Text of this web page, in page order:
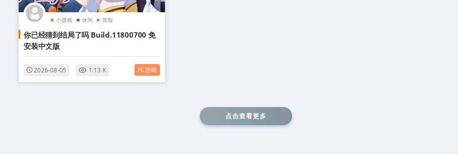
小游戏 休闲 冒险
你已经猜到结局了吗 Build.11800700 免
安装中文版
2026-08-05 1.13 K PC游戏
点击查看更多